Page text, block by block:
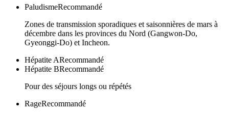
PaludismeRecommandé
Zones de transmission sporadiques et saisonnières de mars à
décembre dans les provinces du Nord (Gangwon-Do,
Gyeonggi-Do) et Incheon.
Hépatite ARecommandé
Hépatite BRecommandé
Pour des séjours longs ou répétés
RageRecommandé